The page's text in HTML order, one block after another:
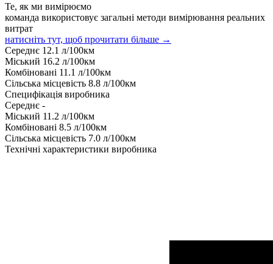
Те, як ми вимірюємо
команда використовує загальні методи вимірювання реальних
витрат
натисніть тут, щоб прочитати більше →
Середнє 12.1 л/100км
Міський 16.2 л/100км
Комбіновані 11.1 л/100км
Сільська місцевість 8.8 л/100км
Специфікація виробника
Середнє -
Міський 11.2 л/100км
Комбіновані 8.5 л/100км
Сільська місцевість 7.0 л/100км
Технічні характеристики виробника